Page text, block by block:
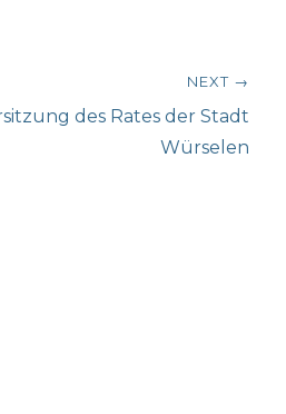
NEXT →
des Rates der Stadt
Würselen